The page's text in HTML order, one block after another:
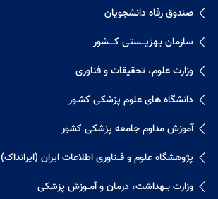
صندوق رفاه دانشجویان
سازمان بـهزیـــستی کــــشور
وزارت علوم، تحقیقات و فناوری
دانشگاه های علوم پزشکی کشـور
آموزش مداوم جامعه پزشکی کشور
پژوهشگاه علوم و فــناوری اطلاعات ایران (ایرانداک)
وزارت بــهداشت، درمان و آمــوزش پزشکی